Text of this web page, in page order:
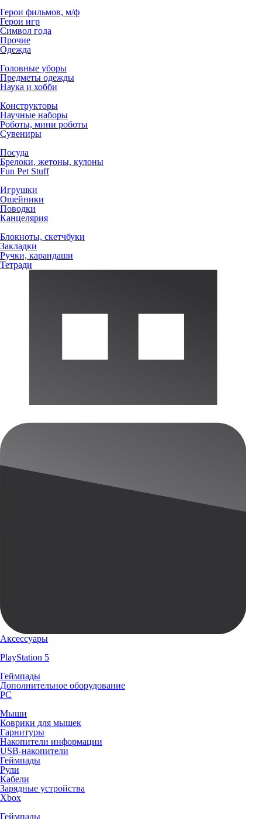
Герои фильмов, м/ф
Герои игр
Символ года
Прочие
Одежда
Головные уборы
Предметы одежды
Наука и хобби
Конструкторы
Научные наборы
Роботы, мини роботы
Сувениры
Посуда
Брелоки, жетоны, кулоны
Fun Pet Stuff
Игрушки
Ошейники
Поводки
Канцелярия
Блокноты, скетчбуки
Закладки
Ручки, карандаши
Тетради
Аксессуары
PlayStation 5
Геймпады
Дополнительное оборудование
PC
Мыши
Коврики для мышек
Гарнитуры
Накопители информации
USB-накопители
Геймпады
Рули
Кабели
Зарядные устройства
Xbox
Геймпады